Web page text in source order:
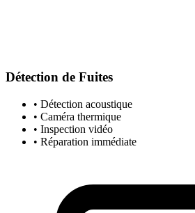
Détection de Fuites
• Détection acoustique
• Caméra thermique
• Inspection vidéo
• Réparation immédiate